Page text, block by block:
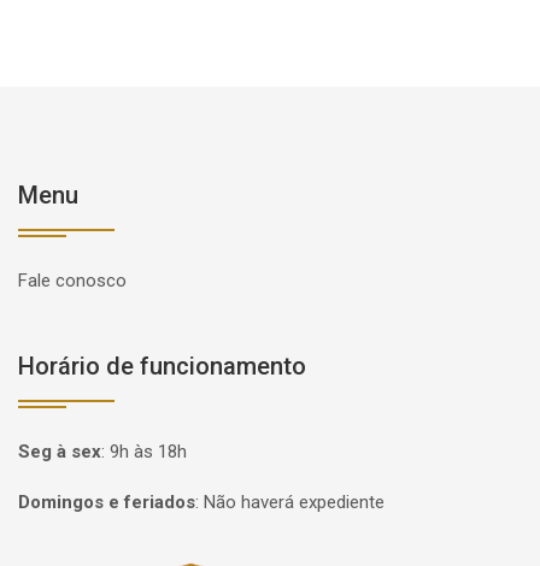
Menu
Fale conosco
Horário de funcionamento
Seg à sex: 9h às 18h
Domingos e feriados: Não haverá expediente